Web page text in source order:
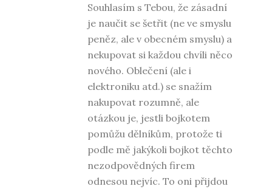
Souhlasím s Tebou, že zásadní
je naučit se šetřit (ne ve smyslu
peněz, ale v obecném smyslu) a
nekupovat si každou chvíli něco
nového. Oblečení (ale i
elektroniku atd.) se snažím
nakupovat rozumně, ale
otázkou je, jestli bojkotem
pomůžu dělníkům, protože ti
podle mě jakýkoli bojkot těchto
nezodpovědných firem
odnesou nejvíc. To oni přijdou